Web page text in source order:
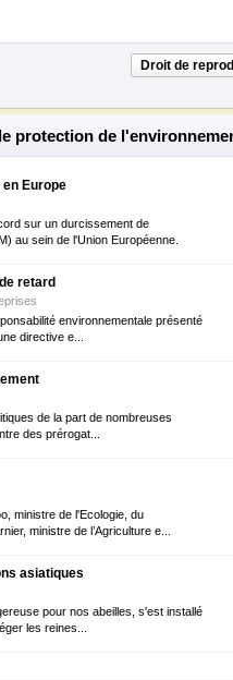
Droit de
protection de
Europe
sur un durcissement de
au sein de l'Union Européenne.
retard
environnementale présenté
directive e...
de la part de nombreuses
des prérogat...
ministre de l'Ecologie, du
ministre de l’Agriculture e...
asiatiques
pour nos abeilles, s'est installé
les reines...